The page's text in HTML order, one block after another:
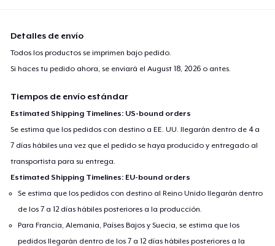
Detalles de envío
Todos los productos se imprimen bajo pedido.
Si haces tu pedido ahora, se enviará elAugust 18, 2026 o antes.
Tiempos de envío estándar
Estimated Shipping Timelines: US-bound orders
Se estima que los pedidos con destino a EE. UU. llegarán dentro de 4 a
7 días hábiles una vez que el pedido se haya producido y entregado al
transportista para su entrega.
Estimated Shipping Timelines: EU-bound orders
Se estima que los pedidos con destino al Reino Unido llegarán dentro
de los 7 a 12 días hábiles posteriores a la producción.
Para Francia, Alemania, Países Bajos y Suecia, se estima que los
pedidos llegarán dentro de los 7 a 12 días hábiles posteriores a la